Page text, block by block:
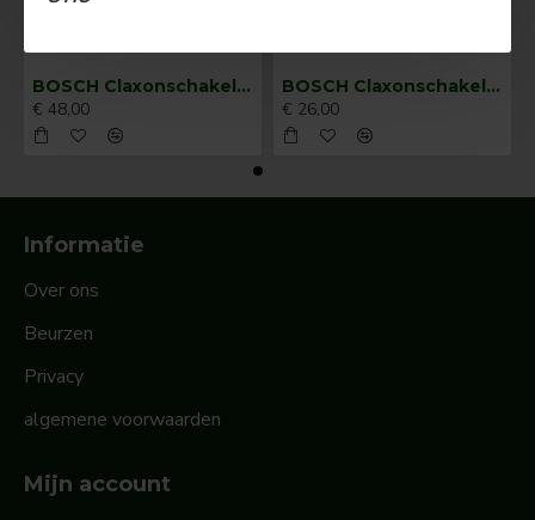
BOSCH Claxonschakelaar opbouw ⌀ 35 mm 0343013001
€ 48,00
BOSCH Claxonschakelaar opbouw ⌀26 mm 0343007001
€ 26,00
Informatie
Over ons
Beurzen
Privacy
algemene voorwaarden
Mijn account